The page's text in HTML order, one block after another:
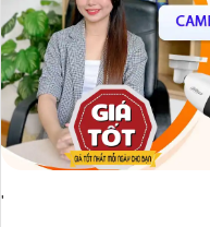
'